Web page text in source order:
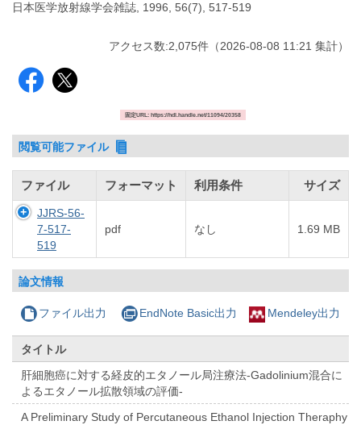
日本医学放射線学会雑誌, 1996, 56(7), 517-519
アクセス数:2,075件 （2026-08-08 11:21 集計）
固定URL: https://hdl.handle.net/11094/20358
閲覧可能ファイル
ファイル フォーマット 利用条件 サイズ
JJRS-56-
7-517-
519
pdf なし 1.69 MB
論文情報
ファイル出力 EndNote Basic出力 Mendeley出力
タイトル
肝細胞癌に対する経皮的エタノール局注療法-Gadolinium混合に
よるエタノール拡散領域の評価-
A Preliminary Study of Percutaneous Ethanol Injection Theraphy